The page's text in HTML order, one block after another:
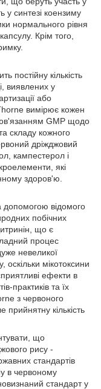
у синтезі коензиму
нормального рівня
Крім того,
постійну кількість
виявлених у
або
вимірює кожен
GMP щодо
складу кожного
дріжджовий
кампестерол і
які
здоров'ю.
відомого
побічних
що є
процес
невеликої
оскільки мікотоксини
ефекти в
практиків та їх
з червоного
прийнятну кількість
що
рису -
стандартів
в червоному
стандарт у